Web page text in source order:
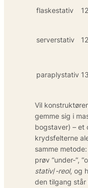
flaskestativ 12
serverstativ 12
paraplystativ 13
Vil
gemme sig i
bogstaver) – et
krydsfelterne
samme
prøv “under-”,
stativ/-reol, og
den tilgang